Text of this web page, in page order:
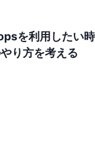
を利用したい時
り方を考える